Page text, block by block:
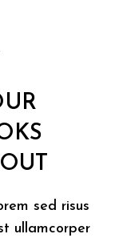
sed risus
ullamcorper